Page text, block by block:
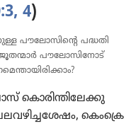
4)
പൗലോ​സി​ന്റെ പദ്ധതി
പൗലോ​സി​നോട്‌
കൊരി​ന്തി​ലേക്കു
കെം​ക്രെ​